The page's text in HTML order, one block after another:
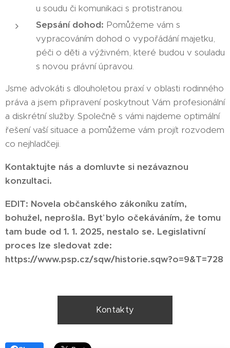
u soudu či komunikaci s protistranou.
Sepsání dohod: Pomůžeme vám s
vypracováním dohod o vypořádání majetku,
péči o děti a výživném, které budou v souladu
s novou právní úpravou.
Jsme advokáti s dlouholetou praxí v oblasti rodinného
práva a jsem připravení poskytnout Vám profesionální
a diskrétní služby. Společně s vámi najdeme optimální
řešení vaší situace a pomůžeme vám projít rozvodem
co nejhladčeji.
Kontaktujte nás a domluvte si nezávaznou
konzultaci.
EDIT: Novela občanského zákoníku zatím,
bohužel, neprošla. Byť bylo očekáváním, že tomu
tam bude od 1. 1. 2025, nestalo se. Legislativní
proces lze sledovat zde:
https://www.psp.cz/sqw/historie.sqw?o=9&T=728
Kontakty